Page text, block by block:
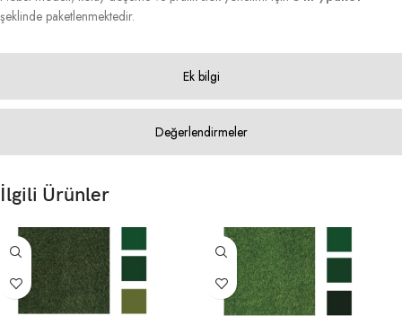
Ek bilgi
Değerlendirmeler
şeklinde paketlenmektedir.
İlgili Ürünler